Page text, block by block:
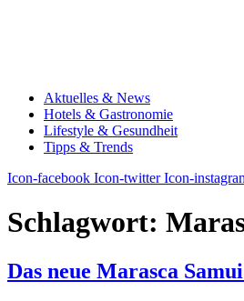
Aktuelles & News
Hotels & Gastronomie
Lifestyle & Gesundheit
Tipps & Trends
Icon-facebook Icon-twitter Icon-
Schlagwort:
Das neue Marasca